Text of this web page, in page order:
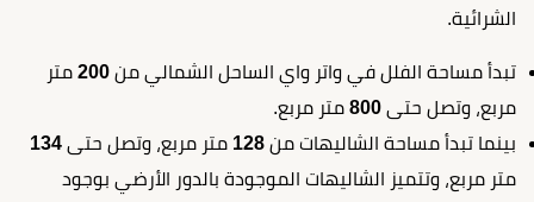
الشرائية.
تبدأ مساحة الفلل في واتر واي الساحل الشمالي من 200 متر
مربع، وتصل حتى 800 متر مربع.
بينما تبدأ مساحة الشاليهات من 128 متر مربع، وتصل حتى 134
متر مربع، وتتميز الشاليهات الموجودة بالدور الأرضي بوجود